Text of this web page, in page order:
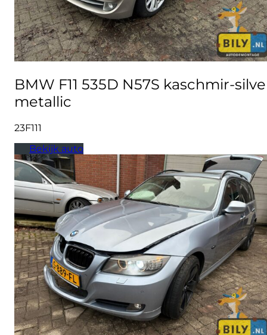
BMW F11 535D N57S kaschmir-
metallic
23F111
Bekijk auto